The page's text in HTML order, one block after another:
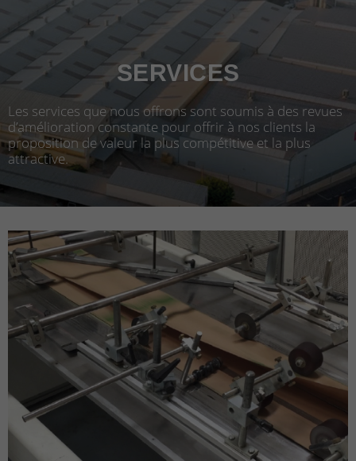
SERVICES
Les services que nous offrons sont soumis à des revues
d’amélioration constante pour offrir à nos clients la
proposition de valeur la plus compétitive et la plus
attractive.